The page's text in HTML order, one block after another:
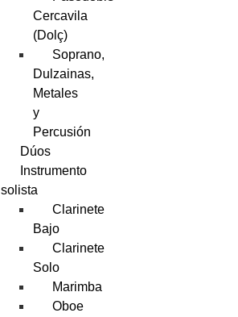
Cercavila
(Dolç)
Soprano,
Dulzainas,
Metales
y
Percusión
Dúos
Instrumento
solista
Clarinete
Bajo
Clarinete
Solo
Marimba
Oboe